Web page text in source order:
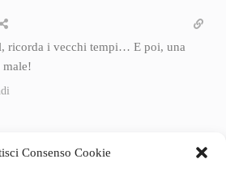
Consenso Cookie
ricorda i vecchi tempi… E poi, una